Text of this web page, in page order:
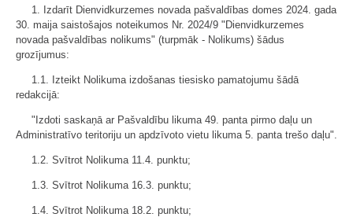
1. Izdarīt Dienvidkurzemes novada pašvaldības domes 2024. gada
30. maija saistošajos noteikumos Nr. 2024/9 "Dienvidkurzemes
novada pašvaldības nolikums" (turpmāk - Nolikums) šādus
grozījumus:
1.1. Izteikt Nolikuma izdošanas tiesisko pamatojumu šādā
redakcijā:
"Izdoti saskaņā ar Pašvaldību likuma 49. panta pirmo daļu un
Administratīvo teritoriju un apdzīvoto vietu likuma 5. panta trešo daļu".
1.2. Svītrot Nolikuma 11.4. punktu;
1.3. Svītrot Nolikuma 16.3. punktu;
1.4. Svītrot Nolikuma 18.2. punktu;